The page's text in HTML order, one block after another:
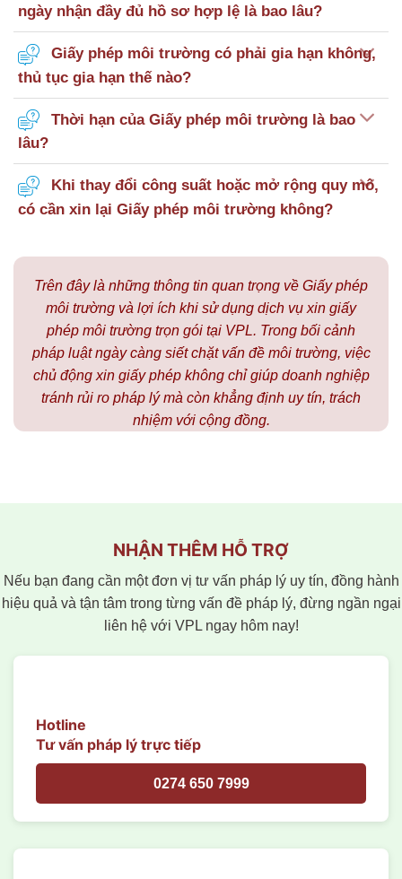
ngày nhận đầy đủ hồ sơ hợp lệ là bao lâu?
Giấy phép môi trường có phải gia hạn không,
thủ tục gia hạn thế nào?
Thời hạn của Giấy phép môi trường là bao
lâu?
Khi thay đổi công suất hoặc mở rộng quy mô,
có cần xin lại Giấy phép môi trường không?
Trên đây là những thông tin quan trọng về Giấy phép
môi trường và lợi ích khi sử dụng dịch vụ xin giấy
phép môi trường trọn gói tại VPL. Trong bối cảnh
pháp luật ngày càng siết chặt vấn đề môi trường, việc
chủ động xin giấy phép không chỉ giúp doanh nghiệp
tránh rủi ro pháp lý mà còn khẳng định uy tín, trách
nhiệm với cộng đồng.
NHẬN THÊM HỖ TRỢ
Nếu bạn đang cần một đơn vị tư vấn pháp lý uy tín, đồng hành
hiệu quả và tận tâm trong từng vấn đề pháp lý, đừng ngần ngại
liên hệ với VPL ngay hôm nay!
Hotline
Tư vấn pháp lý trực tiếp
0274 650 7999